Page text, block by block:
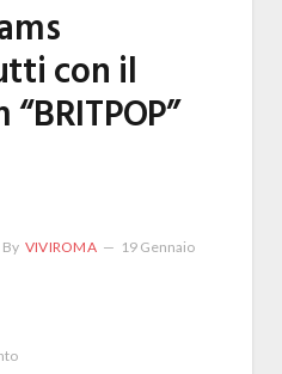
con il
By VIVIROMA 19 Gennaio